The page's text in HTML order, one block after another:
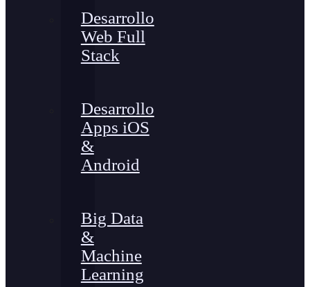
Desarrollo
Web Full
Stack
Desarrollo
Apps iOS
&
Android
Big Data
&
Machine
Learning